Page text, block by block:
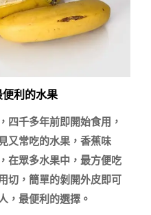
利的水果
四千多年前即開始食用，
又常吃的水果，香蕉味
在眾多水果中，最方便吃
切，簡單的剝開外皮即可
，最便利的選擇。